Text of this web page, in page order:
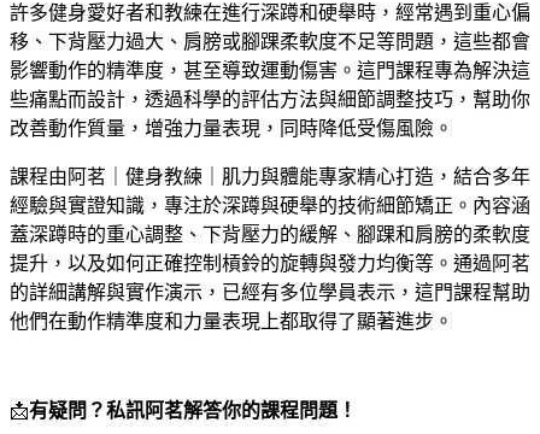
許多健身愛好者和教練在進行深蹲和硬舉時，經常遇到重心偏
移、下背壓力過大、肩膀或腳踝柔軟度不足等問題，這些都會
影響動作的精準度，甚至導致運動傷害。這門課程專為解決這
些痛點而設計，透過科學的評估方法與細節調整技巧，幫助你
改善動作質量，增強力量表現，同時降低受傷風險。
課程由阿茗｜健身教練｜肌力與體能專家精心打造，結合多年
經驗與實證知識，專注於深蹲與硬舉的技術細節矯正。內容涵
蓋深蹲時的重心調整、下背壓力的緩解、腳踝和肩膀的柔軟度
提升，以及如何正確控制槓鈴的旋轉與發力均衡等。通過阿茗
的詳細講解與實作演示，已經有多位學員表示，這門課程幫助
他們在動作精準度和力量表現上都取得了顯著進步。
📩有疑問？私訊阿茗解答你的課程問題！